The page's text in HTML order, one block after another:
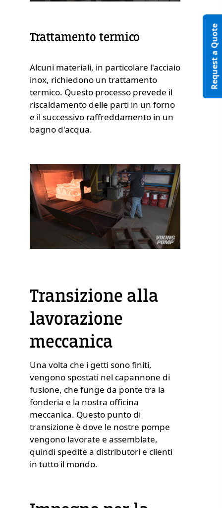
Request a Quote
Trattamento termico
Alcuni materiali, in particolare l'acciaio
inox, richiedono un trattamento
termico. Questo processo prevede il
riscaldamento delle parti in un forno
e il successivo raffreddamento in un
bagno d'acqua.
Transizione alla
lavorazione
meccanica
Una volta che i getti sono finiti,
vengono spostati nel capannone di
fusione, che funge da ponte tra la
fonderia e la nostra officina
meccanica. Questo punto di
transizione è dove le nostre pompe
vengono lavorate e assemblate,
quindi spedite a distributori e clienti
in tutto il mondo.